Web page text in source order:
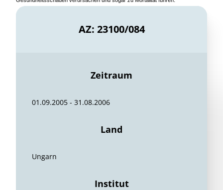
AZ: 23100/084
Zeitraum
01.09.2005 - 31.08.2006
Land
Ungarn
Institut